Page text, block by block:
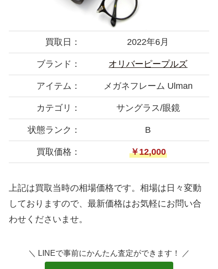
買取日： 2022年6月
ブランド： オリバーピープルズ
アイテム： メガネフレーム Ulman
カテゴリ： サングラス/眼鏡
状態ランク： B
買取価格： ￥12,000
上記は買取当時の相場価格です。相場は日々変動
しておりますので、最新価格はお気軽にお問い合
わせくださいませ。
＼ LINEで事前にかんたん査定ができます！ ／